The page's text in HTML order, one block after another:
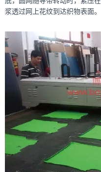
浆透过网上花纹到达织物表面。